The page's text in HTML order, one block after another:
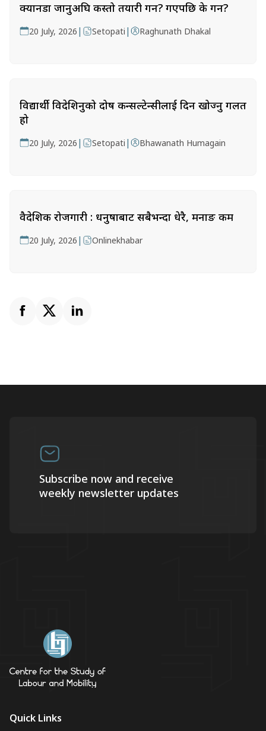
क्यानडा जानुअघि कस्तो तयारी गर्ने? गएपछि के गर्ने?
20 July, 2026 | Setopati | Raghunath Dhakal
विद्यार्थी विदेशिनुको दोष कन्सल्टेन्सीलाई दिन खोज्नु गलत
हो
20 July, 2026 | Setopati | Bhawanath Humagain
वैदेशिक रोजगारी : धनुषाबाट सबैभन्दा धेरै, मनाङ कम
20 July, 2026 | Onlinekhabar
Subscribe now and receive
weekly newsletter updates
Quick Links